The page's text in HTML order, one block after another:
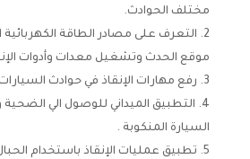
مختلف الحوادث.
التعرف على مصادر الطاقة
موقع الحدث وتشغيل معدات وأدوات
رفع مهارات الإنقاذ في حوادث
التطبيق الميداني للوصول الي
السيارة المنكوبة .
تطبيق عمليات الإنقاذ باستخدام